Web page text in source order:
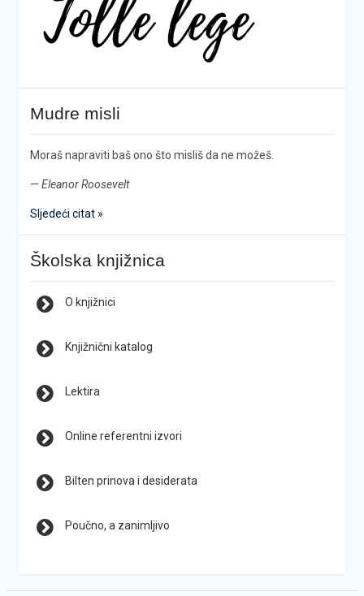
Mudre misli
Moraš napraviti baš ono što misliš da ne možeš.
— Eleanor Roosevelt
Sljedeći citat »
Školska knjižnica
O knjižnici
Knjižnični katalog
Lektira
Online referentni izvori
Bilten prinova i desiderata
Poučno, a zanimljivo